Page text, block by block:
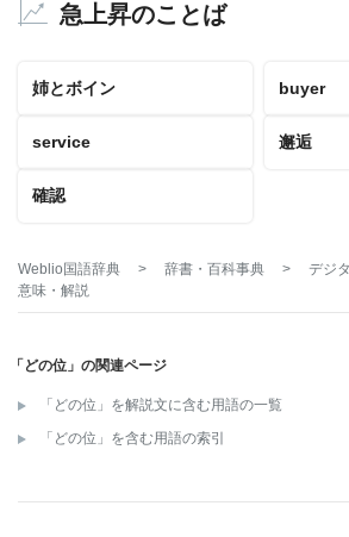
急上昇のことば
姉とボイン buyer
service 邂逅
確認
Weblio国語辞典 > 辞書・百科事典 > デジ
意味・解説
「どの位」の関連ページ
「どの位」を解説文に含む用語の一覧
「どの位」を含む用語の索引